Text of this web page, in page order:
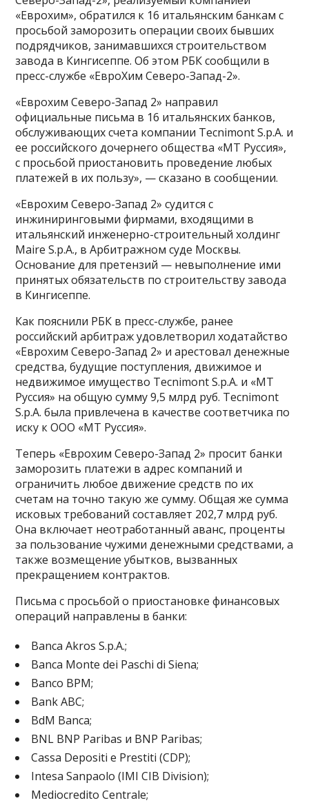
«Еврохим», обратился к 16 итальянским банкам с
просьбой заморозить операции своих бывших
подрядчиков, занимавшихся строительством
завода в Кингисеппе. Об этом РБК сообщили в
пресс-службе «ЕвроХим Северо-Запад-2».
«Еврохим Северо-Запад 2» направил
официальные письма в 16 итальянских банков,
обслуживающих счета компании Tecnimont S.p.A. и
ее российского дочернего общества «МТ Руссия»,
с просьбой приостановить проведение любых
платежей в их пользу», — сказано в сообщении.
«Еврохим Северо-Запад 2» судится с
инжиниринговыми фирмами, входящими в
итальянский инженерно-строительный холдинг
Maire S.p.A., в Арбитражном суде Москвы.
Основание для претензий — невыполнение ими
принятых обязательств по строительству завода
в Кингисеппе.
Как пояснили РБК в пресс-службе, ранее
российский арбитраж удовлетворил ходатайство
«Еврохим Северо-Запад 2» и арестовал денежные
средства, будущие поступления, движимое и
недвижимое имущество Tecnimont S.p.A. и «МТ
Руссия» на общую сумму 9,5 млрд руб. Tecnimont
S.p.A. была привлечена в качестве соответчика по
иску к ООО «МТ Руссия».
Теперь «Еврохим Северо-Запад 2» просит банки
заморозить платежи в адрес компаний и
ограничить любое движение средств по их
счетам на точно такую же сумму. Общая же сумма
исковых требований составляет 202,7 млрд руб.
Она включает неотработанный аванс, проценты
за пользование чужими денежными средствами, а
также возмещение убытков, вызванных
прекращением контрактов.
Письма с просьбой о приостановке финансовых
операций направлены в банки:
Banca Akros S.p.A.;
Banca Monte dei Paschi di Siena;
Banco BPM;
Bank ABC;
BdM Banca;
BNL BNP Paribas и BNP Paribas;
Cassa Depositi e Prestiti (CDP);
Intesa Sanpaolo (IMI CIB Division);
Mediocredito Centrale;